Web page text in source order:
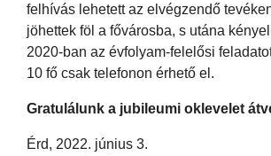
felhívás lehetett az elvégzendő
jöhettek föl a fővárosba, s utána
2020-ban az évfolyam-felelősi
10 fő csak telefonon érhető el.
Gratulálunk a jubileumi oklevelet
Érd, 2022. június 3.